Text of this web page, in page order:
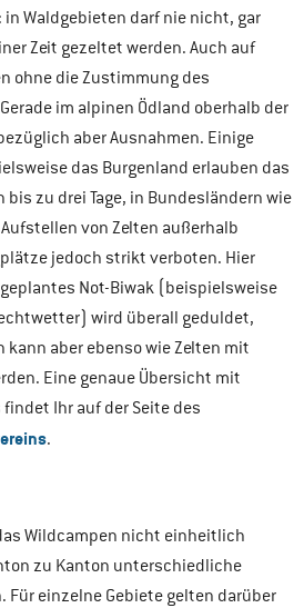
Waldgebieten darf nie nicht, gar
Zeit gezeltet werden. Auch auf
ohne die Zustimmung des
im alpinen Ödland oberhalb der
aber Ausnahmen. Einige
das Burgenland erlauben das
bis zu drei Tage, in Bundesländern wie
von Zelten außerhalb
jedoch strikt verboten. Hier
Not-Biwak (beispielsweise
wird überall geduldet,
aber ebenso wie Zelten mit
Eine genaue Übersicht mit
Ihr auf der Seite des
.
Wildcampen nicht einheitlich
zu Kanton unterschiedliche
Für einzelne Gebiete gelten darüber